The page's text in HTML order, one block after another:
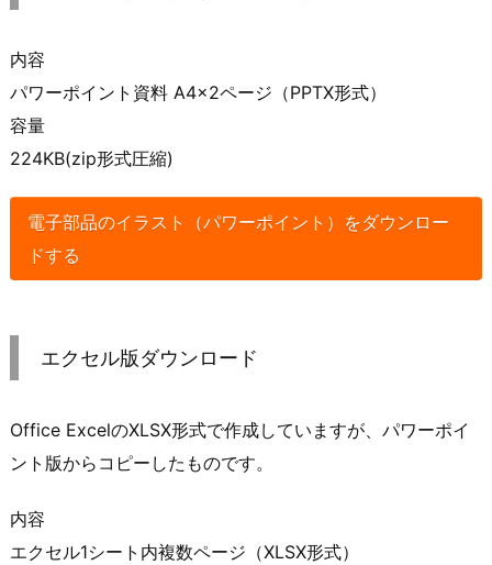
内容
パワーポイント資料 A4×2ページ（PPTX形式）
容量
224KB(zip形式圧縮)
電子部品のイラスト（パワーポイント）をダウンロー
ドする
エクセル版ダウンロード
Office ExcelのXLSX形式で作成していますが、パワーポイ
ント版からコピーしたものです。
内容
エクセル1シート内複数ページ（XLSX形式）